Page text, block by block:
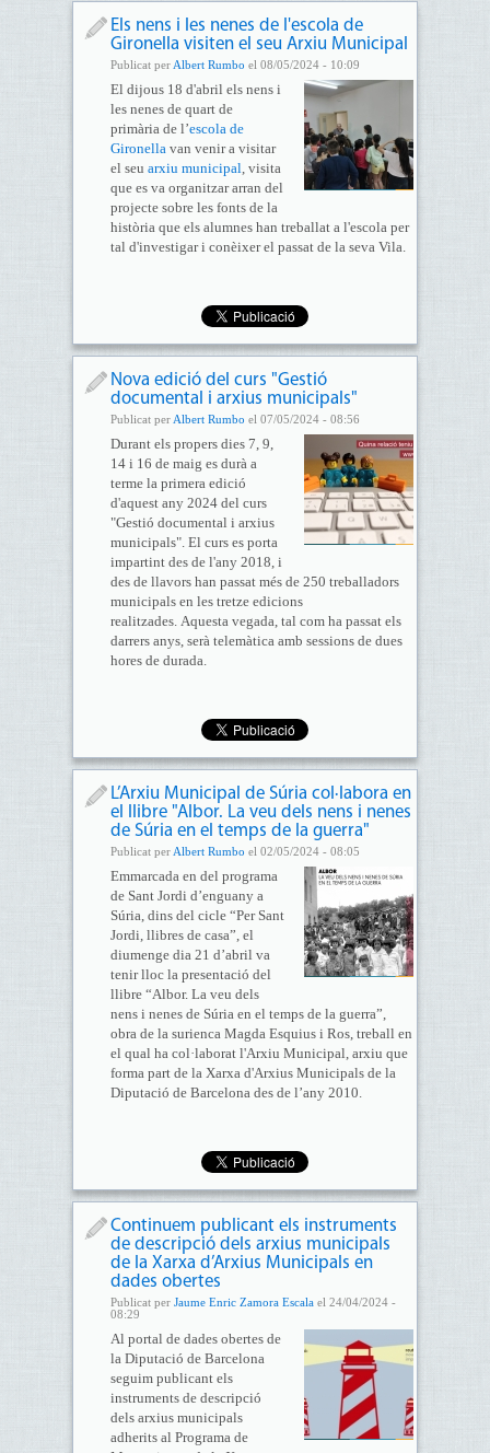
Els nens i les nenes de l'escola de
Gironella visiten el seu Arxiu Municipal
Publicat per Albert Rumbo el 08/05/2024 - 10:09
El dijous 18 d'abril els nens i
les nenes de quart de
primària de l’escola de
Gironellavan venir a visitar
el seu arxiu municipal, visita
que es va organitzar arran del
projecte sobre les fonts de la
història que els alumnes han treballat a l'escola per
tal d'investigar i conèixer el passat de la seva Vila.
Nova edició del curs "Gestió
documental i arxius municipals"
Publicat per Albert Rumbo el 07/05/2024 - 08:56
Durant els propers dies 7, 9,
14 i 16 de maig es durà a
terme la primera edició
d'aquest any 2024 del curs
"Gestió documental i arxius
municipals". El curs es porta
impartint des de l'any 2018, i
des de llavors han passat més de 250 treballadors
municipals en les tretze edicions
realitzades. Aquesta vegada, tal com ha passat els
darrers anys, serà telemàtica amb sessions de dues
hores de durada.
L’Arxiu Municipal de Súria col·labora en
el llibre "Albor. La veu dels nens i nenes
de Súria en el temps de la guerra"
Publicat per Albert Rumbo el 02/05/2024 - 08:05
Emmarcada en del programa
de Sant Jordi d’enguany a
Súria, dins del cicle “Per Sant
Jordi, llibres de casa”, el
diumenge dia 21 d’abril va
tenir lloc la presentació del
llibre “Albor. La veu dels
nens i nenes de Súria en el temps de la guerra”,
obra de la surienca Magda Esquius i Ros, treball en
el qual ha col·laborat l'Arxiu Municipal, arxiu que
forma part de la Xarxa d'Arxius Municipals de la
Diputació de Barcelona des de l’any 2010.
Continuem publicant els instruments
de descripció dels arxius municipals
de la Xarxa d’Arxius Municipals en
dades obertes
Publicat per Jaume Enric Zamora Escalael 24/04/2024 -
08:29
Al portal de dades obertes de
la Diputació de Barcelona
seguim publicant els
instruments de descripció
dels arxius municipals
adherits al Programa de